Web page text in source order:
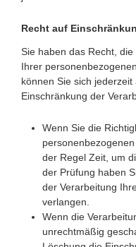
Recht auf
Sie haben das Recht,
Ihrer
können Sie sich
Einschränkung der
Wenn Sie die
der Regel Zeit, um
der Prüfung haben
der Verarbeitung
verlangen.
Wenn die
unrechtmäßig